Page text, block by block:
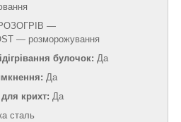
—
— розморожування
булочок: Да
Да
крихт: Да
сталь